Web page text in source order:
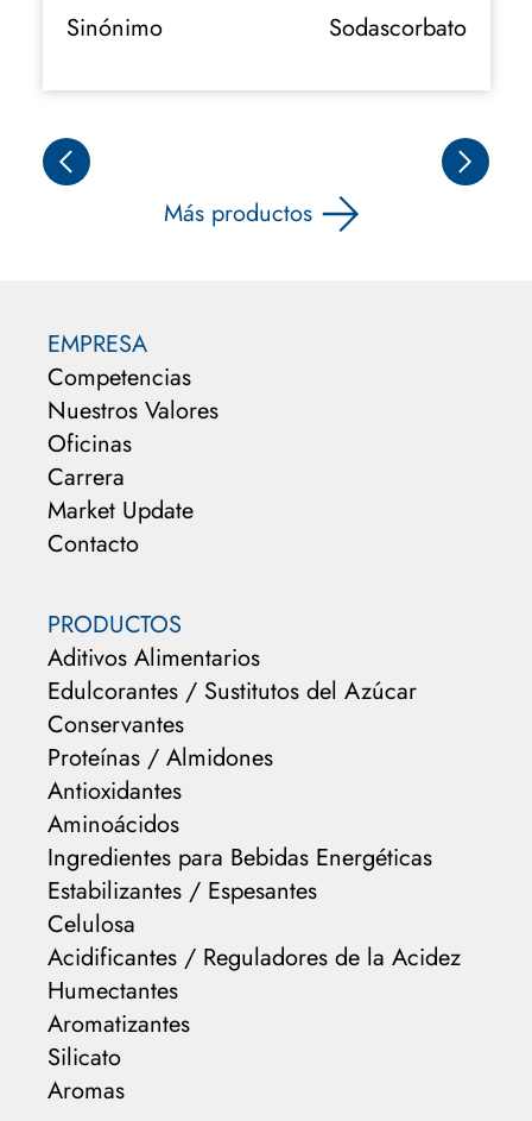
Sodascorbato
Sinónimo
Más productos
EMPRESA
Competencias
Nuestros Valores
Oficinas
Carrera
Market Update
Contacto
PRODUCTOS
Aditivos Alimentarios
Edulcorantes / Sustitutos del Azúcar
Conservantes
Proteínas / Almidones
Antioxidantes
Aminoácidos
Ingredientes para Bebidas Energéticas
Estabilizantes / Espesantes
Celulosa
Acidificantes / Reguladores de la Acidez
Humectantes
Aromatizantes
Silicato
Aromas